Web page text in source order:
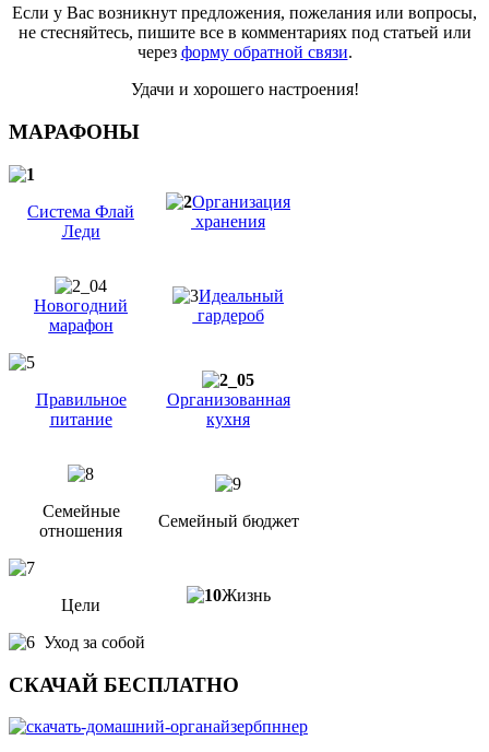
Если у Вас возникнут предложения, пожелания или вопросы,
не стесняйтесь, пишите все в комментариях под статьей или
через форму обратной связи.
Удачи и хорошего настроения!
МАРАФОНЫ
Система Флай
Леди
Организация
хранения
Новогодний
марафон
Идеальный
гардероб
Правильное
питание
Организованная
кухня
Семейные
отношения
Семейный бюджет
Цели
Жизнь
Уход за собой
СКАЧАЙ БЕСПЛАТНО